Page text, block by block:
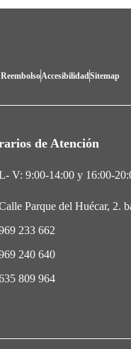
AccesibilidadSitemap
de Atención
V: 9:00-14:00 y 16:00-
Parque del Huécar, 2.
233 662
240 640
809 964